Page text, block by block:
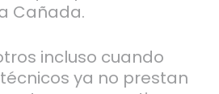
Cañada.
incluso cuando
ya no prestan